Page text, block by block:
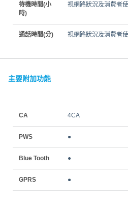
待機時間(小
時)
視網路狀況及消費者
通話時間(分) 視網路狀況及消費者
主要附加功能
CA 4CA
PWS ●
Blue Tooth ●
GPRS ●